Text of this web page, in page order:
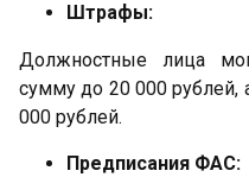
Штрафы:
Должностные лица
сумму до 20 000
000 рублей.
Предписания ФАС: